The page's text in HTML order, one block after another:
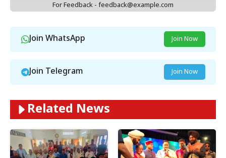
For Feedback - feedback@example.com
Join WhatsApp Join Now
Join Telegram Join Now
Related News